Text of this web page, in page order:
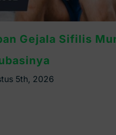
Sifilis Muncul? Ini